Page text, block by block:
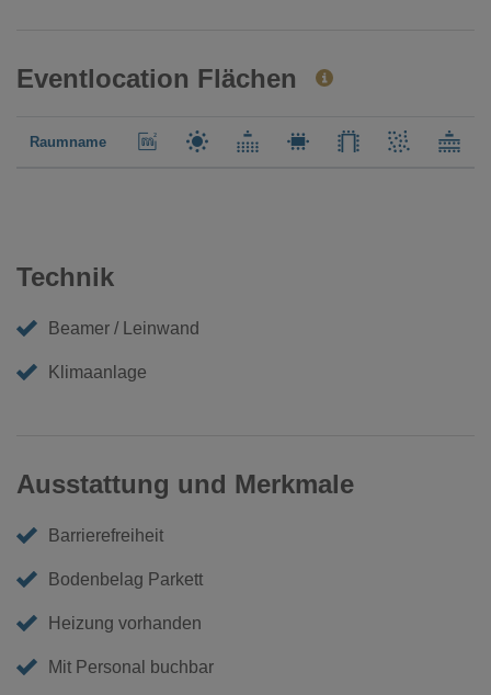
Eventlocation Flächen
Raumname
Technik
Beamer / Leinwand
Klimaanlage
Ausstattung und Merkmale
Barrierefreiheit
Bodenbelag Parkett
Heizung vorhanden
Mit Personal buchbar